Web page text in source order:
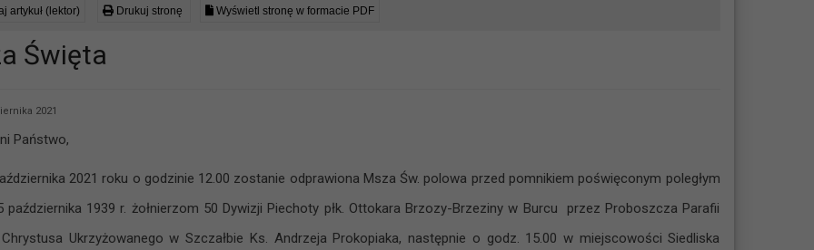
artykuł (lektor) Drukuj stronę Wyświetl stronę w formacie PDF
Święta
2021
Państwo,
2021 roku o godzinie 12.00 zostanie odprawiona Msza Św. polowa przed pomnikiem poświęconym poległym
października 1939 r. żołnierzom 50 Dywizji Piechoty płk. Ottokara Brzozy-Brzeziny w Burcu przez Proboszcza Parafii
Ukrzyżowanego w Szczałbie Ks. Andrzeja Prokopiaka, następnie o godz. 15.00 w miejscowości Siedliska